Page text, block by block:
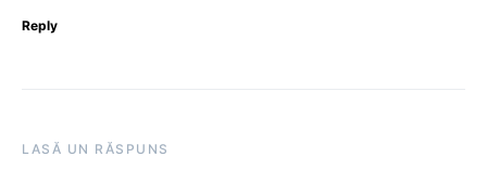
Reply
LASĂ UN RĂSPUNS